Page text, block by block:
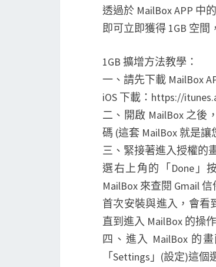
透過於 MailBox APP 中
即可立即獲得 1GB 空間
1GB 擴增方法教學：
一、請先下載 MailBox
iOS 下載：https://
二、開啟 MailBox 之後
碼 (這套 MailBox 就是
三、緊接著進入授權的
選右上角的「Done」
MailBox 來查閱 Gmail
首次安裝與進入，會看
直到進入 MailBox 的操
四、進入 MailBox 的
「Settings」(設定)這個